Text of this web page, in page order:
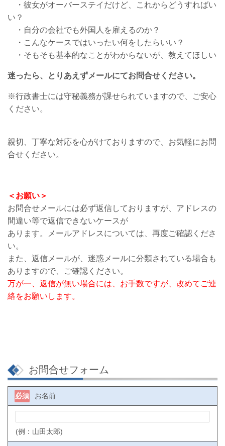
・彼女がオーバーステイだけど、これからどうすればい
い？
・自分の会社でも外国人を雇えるのか？
・こんなケースではいったい何をしたらいい？
・そもそも基本的なことがわからないが、教えてほしい
迷ったら、とりあえずメールにてお問合せください。
※行政書士には守秘義務が課せられていますので、ご安心
ください。
親切、丁寧な対応を心がけておりますので、お気軽にお問
合せください。
＜お願い＞
お問合せメールには必ず返信しておりますが、アドレスの
間違い等で返信できないケースが
あります。メールアドレスについては、再度ご確認くださ
い。
また、返信メールが、迷惑メールに分類されている場合も
ありますので、ご確認ください。
万が一、返信が無い場合には、お手数ですが、改めてご連
絡をお願いします。
お問合せフォーム
お名前
必須
(例：山田太郎)